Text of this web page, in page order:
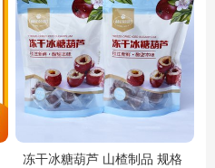
冻干冰糖葫芦 山楂制品 规格